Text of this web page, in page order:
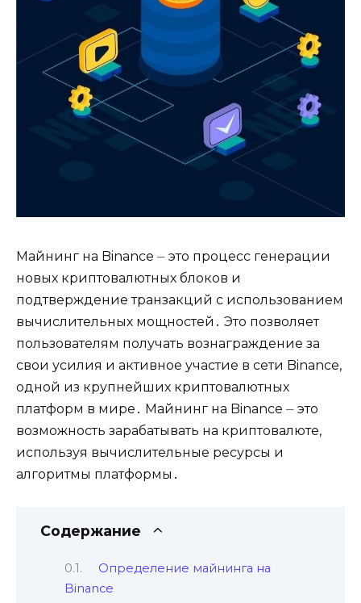
Майнинг на Binance ⏤ это процесс генерации
новых криптовалютных блоков и
подтверждение транзакций с использованием
вычислительных мощностей․ Это позволяет
пользователям получать вознаграждение за
свои усилия и активное участие в сети Binance,
одной из крупнейших криптовалютных
платформ в мире․ Майнинг на Binance ⏤ это
возможность зарабатывать на криптовалюте,
используя вычислительные ресурсы и
алгоритмы платформы․
Содержание
Определение майнинга на
Binance